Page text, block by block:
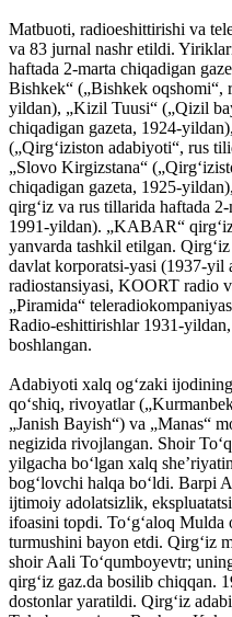
Matbuoti, radioeshittirishi va
va 83 jurnal nashr etildi.
haftada 2-marta chiqadigan
Bishkek“ („Bishkek oqshomi“,
yildan), „Kizil Tuusi“ („Qizil
chiqadigan gazeta, 1924-
(„Qirgʻiziston adabiyoti“, rus
„Slovo Kirgizstana“
chiqadigan gazeta, 1925-
qirgʻiz va rus tillarida haftada
1991-yildan). „KABAR“
yanvarda tashkil etilgan.
davlat korporatsi-yasi (1937-yil
radiostansiyasi, KOORT radio
„Piramida“
Radio-eshittirishlar 1931-
boshlangan.
Adabiyoti xalq ogʻzaki
qoʻshiq, rivoyatlar
„Janish Bayish“) va „Manas“
negizida rivojlangan. Shoir
yilgacha boʻlgan xalq
bogʻlovchi halqa boʻldi. Barpi
ijtimoiy adolatsizlik,
ifoasini topdi. Toʻgʻaloq Mulda
turmushini bayon etdi. Qirgʻiz
shoir Aali Toʻqumboyevtr;
qirgʻiz gaz.da bosilib chiqqan.
dostonlar yaratildi. Qirgʻiz